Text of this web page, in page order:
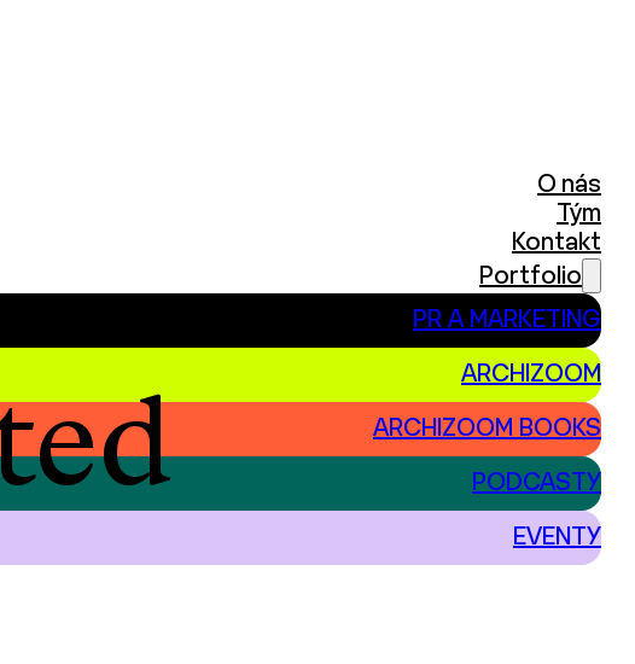
O nás
Tým
Kontakt
Portfolio
PR A MARKETING
ARCHIZOOM
ARCHIZOOM BOOKS
PODCASTY
EVENTY